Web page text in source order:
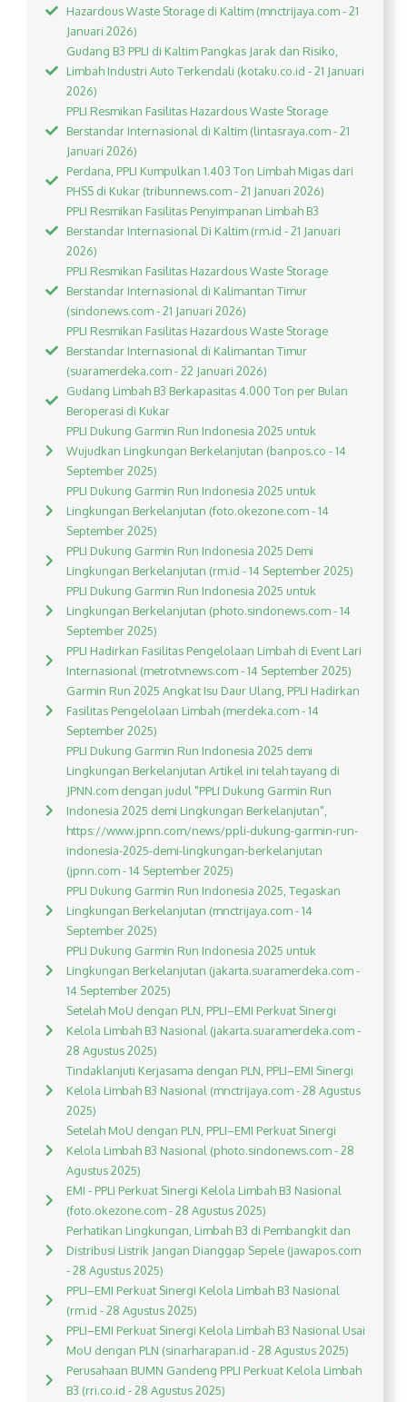
Hazardous Waste Storage di Kaltim (mnctrijaya.com - 21
Januari 2026)
Gudang B3 PPLI di Kaltim Pangkas Jarak dan Risiko,
Limbah Industri Auto Terkendali (kotaku.co.id - 21 Januari
2026)
PPLI Resmikan Fasilitas Hazardous Waste Storage
Berstandar Internasional di Kaltim (lintasraya.com - 21
Januari 2026)
Perdana, PPLI Kumpulkan 1.403 Ton Limbah Migas dari
PHSS di Kukar (tribunnews.com - 21 Januari 2026)
PPLI Resmikan Fasilitas Penyimpanan Limbah B3
Berstandar Internasional Di Kaltim (rm.id - 21 Januari
2026)
PPLI Resmikan Fasilitas Hazardous Waste Storage
Berstandar Internasional di Kalimantan Timur
(sindonews.com - 21 Januari 2026)
PPLI Resmikan Fasilitas Hazardous Waste Storage
Berstandar Internasional di Kalimantan Timur
(suaramerdeka.com - 22 Januari 2026)
Gudang Limbah B3 Berkapasitas 4.000 Ton per Bulan
Beroperasi di Kukar
PPLI Dukung Garmin Run Indonesia 2025 untuk
Wujudkan Lingkungan Berkelanjutan (banpos.co - 14
September 2025)
PPLI Dukung Garmin Run Indonesia 2025 untuk
Lingkungan Berkelanjutan (foto.okezone.com - 14
September 2025)
PPLI Dukung Garmin Run Indonesia 2025 Demi
Lingkungan Berkelanjutan (rm.id - 14 September 2025)
PPLI Dukung Garmin Run Indonesia 2025 untuk
Lingkungan Berkelanjutan (photo.sindonews.com - 14
September 2025)
PPLI Hadirkan Fasilitas Pengelolaan Limbah di Event Lari
Internasional (metrotvnews.com - 14 September 2025)
Garmin Run 2025 Angkat Isu Daur Ulang, PPLI Hadirkan
Fasilitas Pengelolaan Limbah (merdeka.com - 14
September 2025)
PPLI Dukung Garmin Run Indonesia 2025 demi
Lingkungan Berkelanjutan Artikel ini telah tayang di
JPNN.com dengan judul "PPLI Dukung Garmin Run
Indonesia 2025 demi Lingkungan Berkelanjutan",
https://www.jpnn.com/news/ppli-dukung-garmin-run-
indonesia-2025-demi-lingkungan-berkelanjutan
(jpnn.com - 14 September 2025)
PPLI Dukung Garmin Run Indonesia 2025, Tegaskan
Lingkungan Berkelanjutan (mnctrijaya.com - 14
September 2025)
PPLI Dukung Garmin Run Indonesia 2025 untuk
Lingkungan Berkelanjutan (jakarta.suaramerdeka.com -
14 September 2025)
Setelah MoU dengan PLN, PPLI–EMI Perkuat Sinergi
Kelola Limbah B3 Nasional (jakarta.suaramerdeka.com -
28 Agustus 2025)
Tindaklanjuti Kerjasama dengan PLN, PPLI–EMI Sinergi
Kelola Limbah B3 Nasional (mnctrijaya.com - 28 Agustus
2025)
Setelah MoU dengan PLN, PPLI–EMI Perkuat Sinergi
Kelola Limbah B3 Nasional (photo.sindonews.com - 28
Agustus 2025)
EMI - PPLI Perkuat Sinergi Kelola Limbah B3 Nasional
(foto.okezone.com - 28 Agustus 2025)
Perhatikan Lingkungan, Limbah B3 di Pembangkit dan
Distribusi Listrik Jangan Dianggap Sepele (jawapos.com
- 28 Agustus 2025)
PPLI–EMI Perkuat Sinergi Kelola Limbah B3 Nasional
(rm.id - 28 Agustus 2025)
PPLI–EMI Perkuat Sinergi Kelola Limbah B3 Nasional Usai
MoU dengan PLN (sinarharapan.id - 28 Agustus 2025)
Perusahaan BUMN Gandeng PPLI Perkuat Kelola Limbah
B3 (rri.co.id - 28 Agustus 2025)